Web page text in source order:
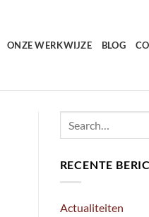
ONZE WERKWIJZE BLOG
RECENTE
Actualiteiten